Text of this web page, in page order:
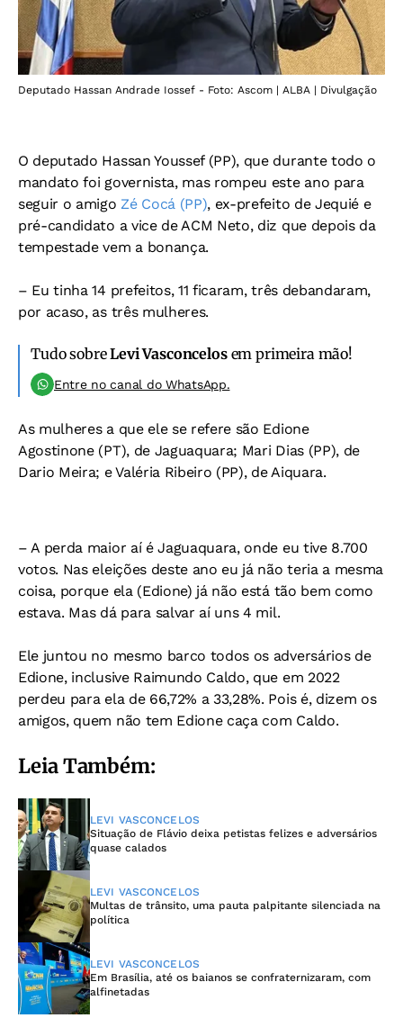
Deputado Hassan Andrade Iossef - Foto: Ascom | ALBA | Divulgação
O deputado Hassan Youssef (PP), que durante todo o
mandato foi governista, mas rompeu este ano para
seguir o amigo Zé Cocá (PP), ex-prefeito de Jequié e
pré-candidato a vice de ACM Neto, diz que depois da
tempestade vem a bonança.
– Eu tinha 14 prefeitos, 11 ficaram, três debandaram,
por acaso, as três mulheres.
Tudo sobreLevi Vasconcelosem primeira mão!
Entre no canal do WhatsApp.
As mulheres a que ele se refere são Edione
Agostinone (PT), de Jaguaquara; Mari Dias (PP), de
Dario Meira; e Valéria Ribeiro (PP), de Aiquara.
– A perda maior aí é Jaguaquara, onde eu tive 8.700
votos. Nas eleições deste ano eu já não teria a mesma
coisa, porque ela (Edione) já não está tão bem como
estava. Mas dá para salvar aí uns 4 mil.
Ele juntou no mesmo barco todos os adversários de
Edione, inclusive Raimundo Caldo, que em 2022
perdeu para ela de 66,72% a 33,28%. Pois é, dizem os
amigos, quem não tem Edione caça com Caldo.
Leia Também:
LEVI VASCONCELOS
Situação de Flávio deixa petistas felizes e adversários
quase calados
LEVI VASCONCELOS
Multas de trânsito, uma pauta palpitante silenciada na
política
LEVI VASCONCELOS
Em Brasília, até os baianos se confraternizaram, com
alfinetadas